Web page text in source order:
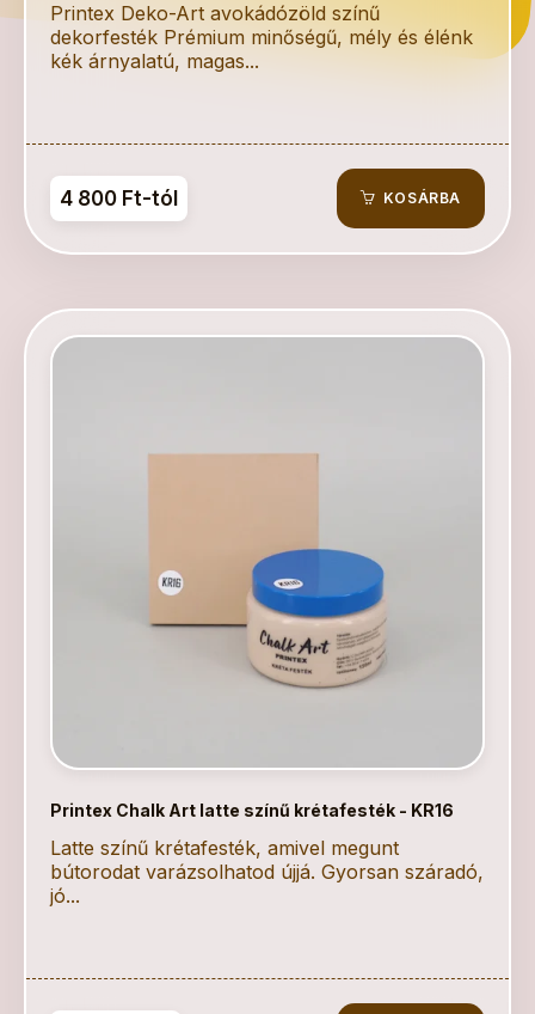
Printex Deko-Art avokádózöld színű
dekorfesték Prémium minőségű, mély és élénk
kék árnyalatú, magas...
4 800 Ft-tól KOSÁRBA
Printex Chalk Art latte színű krétafesték - KR16
Latte színű krétafesték, amivel megunt
bútorodat varázsolhatod újjá. Gyorsan száradó,
jó...